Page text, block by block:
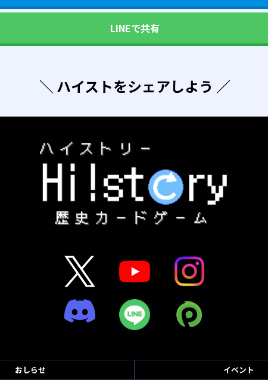
LINEで共有
＼ ハイストをシェアしよう ／
おしらせ
イベント